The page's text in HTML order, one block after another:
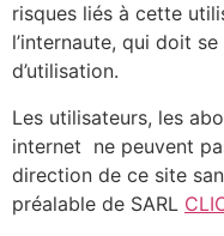
risques liés à cette
l’internaute, qui doit
d’utilisation.
Les utilisateurs, les
internet ne peuvent
direction de ce site
préalable de SARL